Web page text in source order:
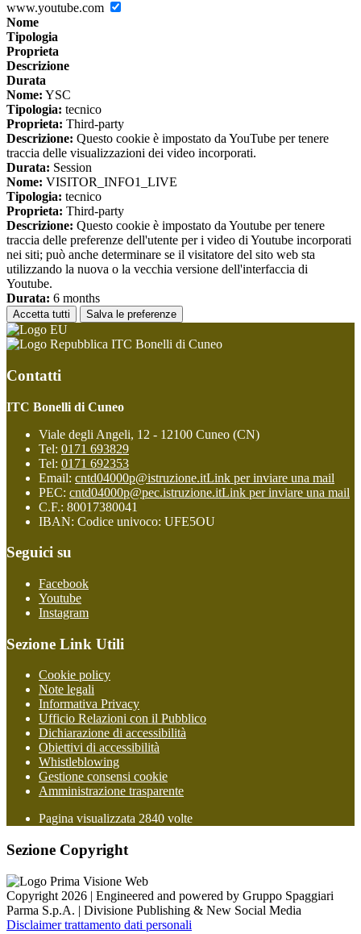
www.youtube.com
Nome
Tipologia
Proprieta
Descrizione
Durata
Nome: YSC
Tipologia: tecnico
Proprieta: Third-party
Descrizione: Questo cookie è impostato da YouTube per tenere
traccia delle visualizzazioni dei video incorporati.
Durata: Session
Nome: VISITOR_INFO1_LIVE
Tipologia: tecnico
Proprieta: Third-party
Descrizione: Questo cookie è impostato da Youtube per tenere
traccia delle preferenze dell'utente per i video di Youtube incorporati
nei siti; può anche determinare se il visitatore del sito web sta
utilizzando la nuova o la vecchia versione dell'interfaccia di
Youtube.
Durata: 6 months
Accetta tutti Salva le preferenze
ITC Bonelli di Cuneo
Contatti
ITC Bonelli di Cuneo
Viale degli Angeli, 12 - 12100 Cuneo (CN)
Tel: 0171 693829
Tel: 0171 692353
Email: cntd04000p@istruzione.itLink per inviare una mail
PEC: cntd04000p@pec.istruzione.itLink per inviare una mail
C.F.: 80017380041
IBAN: Codice univoco: UFE5OU
Seguici su
Facebook
Youtube
Instagram
Sezione Link Utili
Cookie policy
Note legali
Informativa Privacy
Ufficio Relazioni con il Pubblico
Dichiarazione di accessibilità
Obiettivi di accessibilità
Whistleblowing
Gestione consensi cookie
Amministrazione trasparente
Pagina visualizzata 2840 volte
Sezione Copyright
Copyright 2026 | Engineered and powered by Gruppo Spaggiari
Parma S.p.A. | Divisione Publishing & New Social Media
Disclaimer trattamento dati personali